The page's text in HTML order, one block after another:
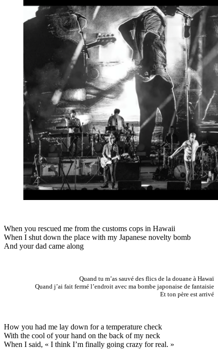
When you rescued me from the customs cops in Hawaii
When I shut down the place with my Japanese novelty bomb
And your dad came along
Quand tu m’as sauvé des flics de la douane à Hawaï
Quand j’ai fait fermé l’endroit avec ma bombe japonaise de fantaisie
Et ton père est arrivé
How you had me lay down for a temperature check
With the cool of your hand on the back of my neck
When I said, « I think I’m finally going crazy for real. »